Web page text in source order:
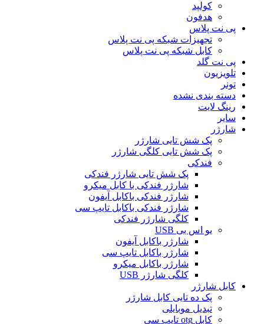
کولپد
هدفون
پی نت پلاس
تجهیزات شبکه پی نت پلاس
کابل شبکه پی نت پلاس
پی نت گلد
تلویزیون
تونر
دسته بندی نشده
رینگ لایت
سایر
شارژر
پک شش تایی شارژر
پک شش تایی کلگی شارژر
فندکی
پک شش تایی شارژر فندکی
شارژر فندکی با کابل میکرو
شارژر فندکی باکابل آیفون
شارژر فندکی باکابل تایپ سی
کلگی شارژر فندکی
یو اس بی USB
شارژر باکابل آیفون
شارژر باکابل تایپ سی
شارژر باکابل میکرو
کلگی شارژر USB
کابل شارژر
پک ده تایی کابل شارژر
تبدیل موبایلی
کابل otg تایپ سی